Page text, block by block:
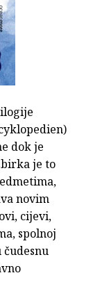
dok je
je to
novim
cijevi,
spolnoj